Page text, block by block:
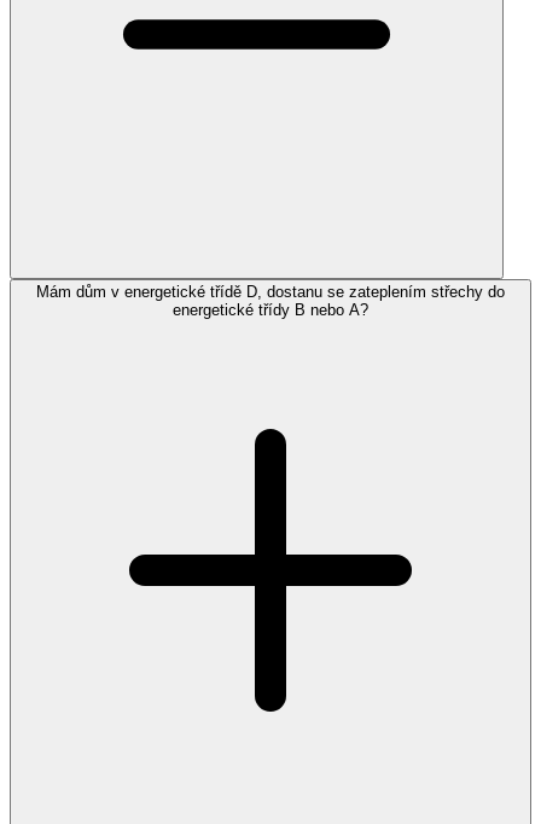
Mám dům v energetické třídě D, dostanu se zateplením střechy do
energetické třídy B nebo A?